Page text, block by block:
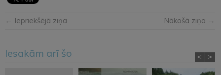
← Iepriekšējā ziņa Nākošā ziņa →
Iesakām arī šo < >